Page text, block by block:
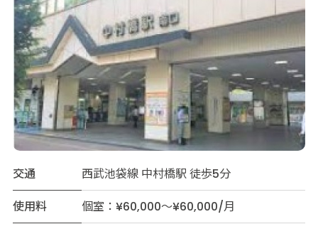
交通
西武池袋線 中村橋駅 徒歩5分
使用料
個室：¥60,000～¥60,000/月